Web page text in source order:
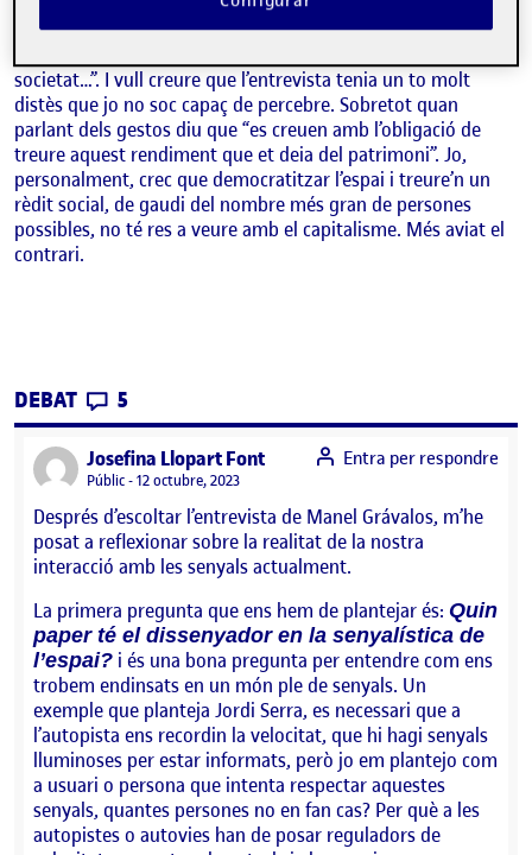
econòmic de la vida, del que hauria de ser una relació normal
societat…”. I vull creure que l’entrevista tenia un to molt
distès que jo no soc capaç de percebre. Sobretot quan
parlant dels gestos diu que “es creuen amb l’obligació de
treure aquest rendiment que et deia del patrimoni”. Jo,
personalment, crec que democratitzar l’espai i treure’n un
rèdit social, de gaudi del nombre més gran de persones
possibles, no té res a veure amb el capitalisme. Més aviat el
contrari.
DEBAT CONTRIBUTIONS
5EL DEBAT PAC1 – EL PAPER DEL DISSENY
Josefina Llopart Fontsays:
Visibilitat:
Públic 12 octubre, 2023
Després d’escoltar l’entrevista de Manel Grávalos, m’he
posat a reflexionar sobre la realitat de la nostra
interacció amb les senyals actualment.
La primera pregunta que ens hem de plantejar és: Quin
paper té el dissenyador en la senyalística de
l’espai? i és una bona pregunta per entendre com ens
trobem endinsats en un món ple de senyals. Un
exemple que planteja Jordi Serra, es necessari que a
l’autopista ens recordin la velocitat, que hi hagi senyals
lluminoses per estar informats, però jo em plantejo com
a usuari o persona que intenta respectar aquestes
senyals, quantes persones no en fan cas? Per què a les
autopistes o autovies han de posar reguladors de
Entra per respondre